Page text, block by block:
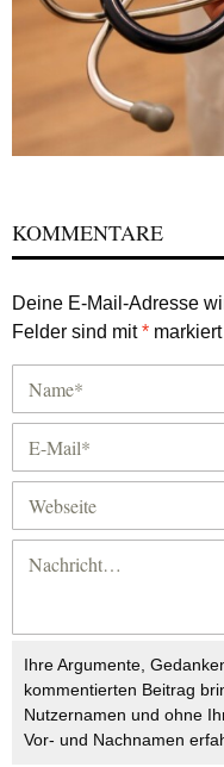
KOMMENTARE
Deine E-Mail-Adresse
Felder sind mit* markiert
Ihre Argumente,
kommentierten Beitrag
Nutzernamen und ohne
Vor- und Nachnamen